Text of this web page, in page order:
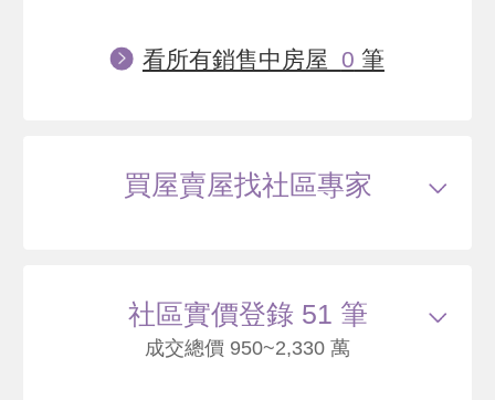
看所有銷售中房屋 0 筆
買屋賣屋找社區專家
社區實價登錄 51 筆
成交總價 950~2,330 萬